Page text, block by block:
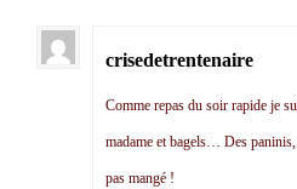
crisedetrentenaire
Comme repas du soir rapide je
madame et bagels… Des
pas mangé !